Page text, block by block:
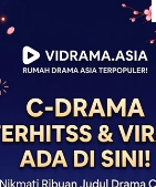
Loncat
ke
konten